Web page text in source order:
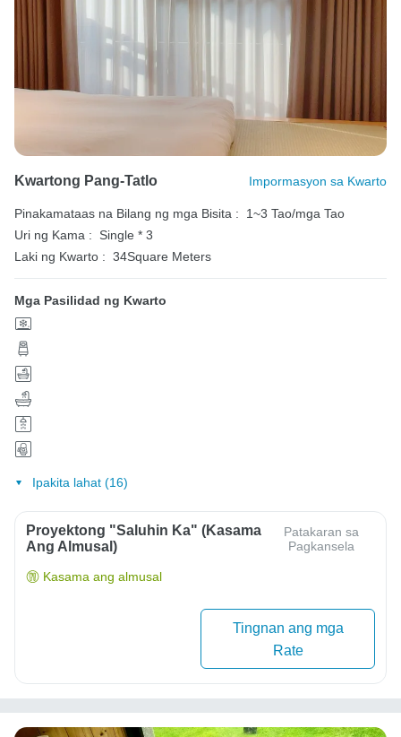
Kwartong Pang-Tatlo Impormasyon sa Kwarto
Pinakamataas na Bilang ng mga Bisita :
1~3 Tao/mga Tao
Uri ng Kama :
Single * 3
Laki ng Kwarto : 34Square Meters
Mga Pasilidad ng Kwarto
Ipakita lahat (16)
Proyektong "Saluhin Ka" (Kasama
Ang Almusal)
Patakaran sa
Pagkansela
Kasama ang almusal
Tingnan ang mga
Rate